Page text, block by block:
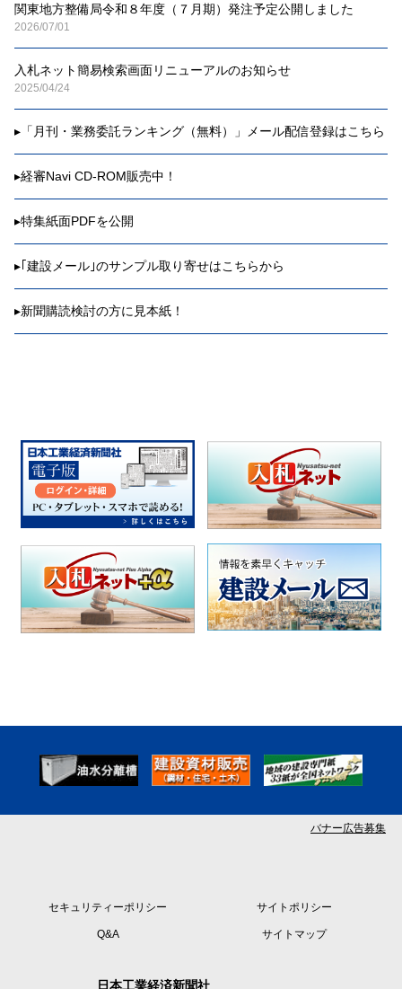
関東地方整備局令和８年度（７月期）発注予定公開しました
2026/07/01
入札ネット簡易検索画面リニューアルのお知らせ
2025/04/24
▸ 「月刊・業務委託ランキング（無料）」メール配信登録はこちら
▸経審Navi CD-ROM販売中！
▸特集紙面PDFを公開
▸ ｢建設メール｣のサンプル取り寄せはこちらから
▸新聞購読検討の方に見本紙！
バナー広告募集
セキュリティーポリシー サイトポリシー
Q&A サイトマップ
日本工業経済新聞社